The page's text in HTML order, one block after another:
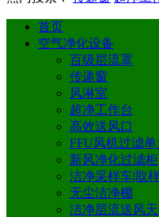
首页
空气净化设备
百级层流罩
传递窗
风淋室
超净工作台
高效送风口
FFU风机过滤单
新风净化过滤柜
洁净采样车|取
无尘洁净棚
洁净层流送风